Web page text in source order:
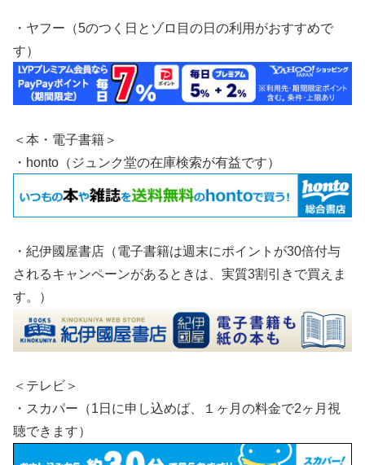
・ヤフー（5のつく日とゾロ目の日の利用がおすすめで
す）
＜本・電子書籍＞
・honto（ジュンク堂の在庫検索が有益です）
・紀伊國屋書店（電子書籍は週末にポイントが30倍付与
されるキャンペーンがあるときは、実質3割引きで買えま
す。）
＜テレビ＞
・スカパー（1日に申し込めば、１ヶ月の料金で2ヶ月視
聴できます）